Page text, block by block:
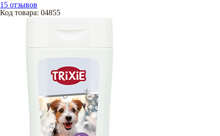
15 отзывов
Код товара: 04855